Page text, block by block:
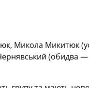
Микола Микитюк
(обидва